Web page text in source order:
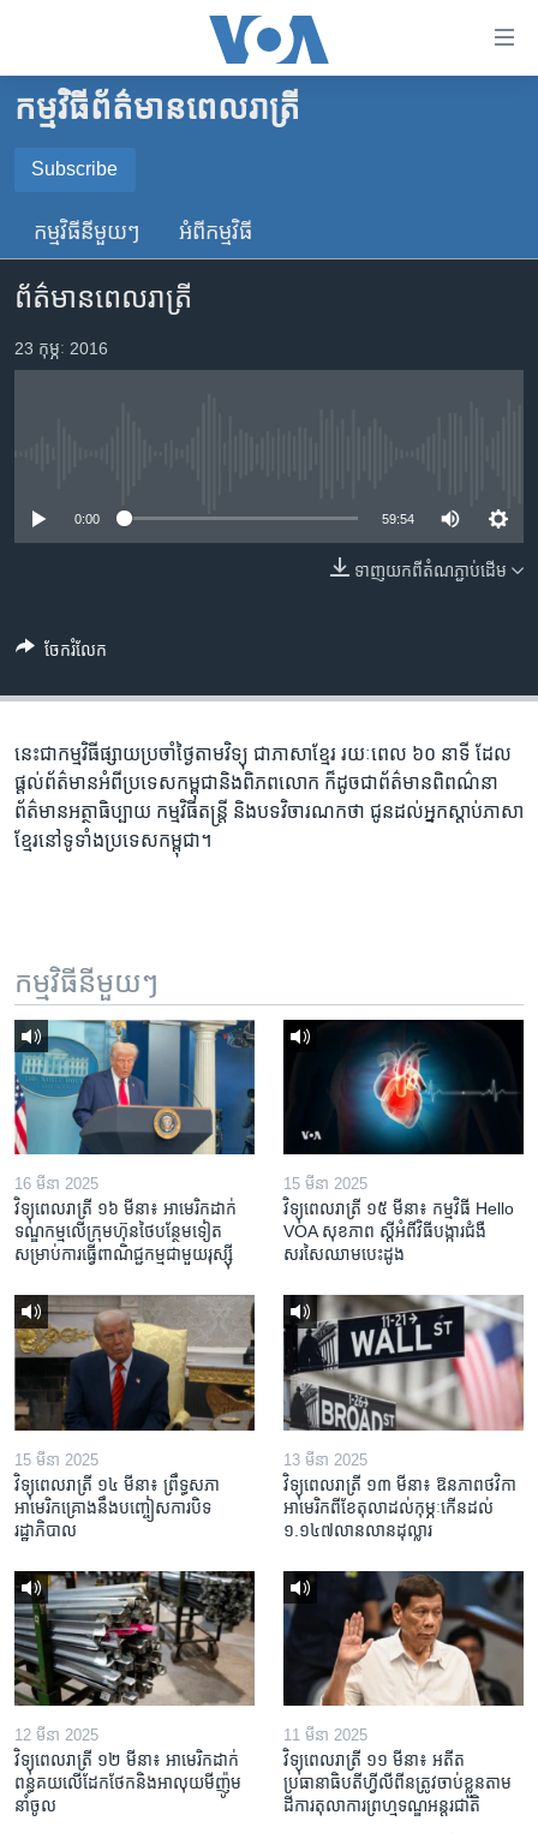
គេហទំព័រ​
ទាក់ទង
រំលង​
ទំព័រ​
ព័ត៌មាន​​
តែ​
ម្តង
រចនា
ចូល​
ស្វែង​
កម្ពុជា
អន្តរជាតិ
ចិន
ហេឡូវីអូអេ
កម្ពុជាច្នៃប្រតិដ្ឋ
កម្មវិធីទាំងអស់
បណ្តាញ​សង្គម
ភាសា
កម្មវិធី​ព័ត៌មាន​ពេលរាត្រី
Subscribe
SUBSCRIBE
YouTube Music
កម្មវិធី​នីមួយៗ អំពី​កម្មវិធី​
ព័ត៌មានពេលរាត្រី
23 កុម្ភៈ 2016
0:00 59:54
ទាញ​យក​ពី​តំណភ្ជាប់​ដើម
ចែករំលែក
នេះ​ជា​កម្ម​វិធី​ផ្សាយ​ប្រចាំ​ថ្ងៃ​តាម​វិទ្យុ ​ជាភាសា​ខ្មែរ​ រយៈ​ពេល​ ៦០​ នាទី ដែល​
ផ្តល់​ព័ត៌មាន​អំពី​ប្រទេស​កម្ពុជា​និង​ពិភព​លោក ​ក៏ដូច​ជា​ព័ត៌មាន​ពិពណ៌នា
ព័ត៌មាន​អត្ថាធិប្បាយ​ កម្ម​វិធី​តន្ត្រី ​និង​បទ​វិចារណកថា​ ជូន​ដល់​អ្នក​ស្តាប់​ភាសា​
ខ្មែរ​នៅ​ទូទាំង​ប្រទេស​កម្ពុជា។
កម្មវិធី​នីមួយៗ
16 មីនា 2025
វិទ្យុពេលរាត្រី ១៦ មីនា៖ អាមេរិក​ដាក់​
ទណ្ឌកម្ម​លើ​ក្រុមហ៊ុន​ថៃ​បន្ថែម​ទៀត​
សម្រាប់​ការ​ធ្វើ​ពាណិជ្ជកម្ម​ជាមួយ​រុស្ស៊ី
15 មីនា 2025
វិទ្យុពេលរាត្រី ១៥ មីនា៖ កម្មវិធី ​Hello
VOA សុខភាព ស្ដី​អំពី​វិធី​បង្ការ​ជំងឺ​
សរសៃ​ឈាម​បេះដូង
15 មីនា 2025
វិទ្យុពេលរាត្រី ១៤ មីនា៖ ព្រឹទ្ធសភា
អាមេរិកគ្រោងនឹងបញ្ចៀសការបិទ
រដ្ឋាភិបាល
13 មីនា 2025
វិទ្យុពេលរាត្រី ១៣ មីនា៖ ឱនភាព​ថវិកា​
អាមេរិក​ពី​ខែ​តុលា​ដល់​កុម្ភៈ​កើន​ដល់​
១.១៤៧​លានលាន​ដុល្លារ
12 មីនា 2025
វិទ្យុពេលរាត្រី ១២ មីនា៖ អាមេរិក​ដាក់​
ពន្ធគយ​លើ​ដែកថែក​និង​អាលុយ​មីញ៉ូម​
នាំចូល
11 មីនា 2025
វិទ្យុពេលរាត្រី ១១ មីនា៖ អតីត​
ប្រធានាធិបតីហ្វីលីពីន​ត្រូវ​ចាប់ខ្លួនតាម
ដីការ​តុលាការ​ព្រហ្មទណ្ឌ​អន្តរជាតិ